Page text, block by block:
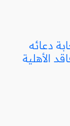
دعائه
الأهلية